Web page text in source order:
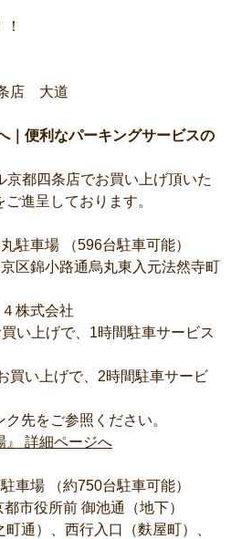
店 大道
｜便利なパーキングサービスの
都四条店でお買い上げ頂いた
進呈しております。
車場 （596台駐車可能）
区錦小路通烏丸東入元法然寺町
株式会社
い上げで、1時間駐車サービス
買い上げで、2時間駐車サービ
先をご参照ください。
』 詳細ページへ
場 （約750台駐車可能）
市役所前 御池通（地下）
通）、西行入口（麩屋町）、